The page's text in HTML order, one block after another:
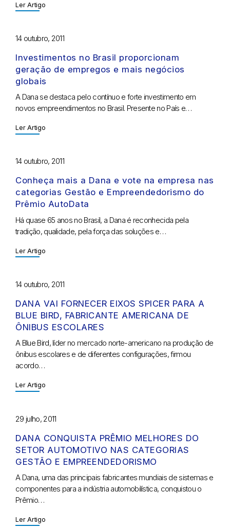
Ler Artigo
14 outubro, 2011
Investimentos no Brasil proporcionam
geração de empregos e mais negócios
globais
A Dana se destaca pelo contínuo e forte investimento em
novos empreendimentos no Brasil. Presente no País e…
Ler Artigo
14 outubro, 2011
Conheça mais a Dana e vote na empresa nas
categorias Gestão e Empreendedorismo do
Prêmio AutoData
Há quase 65 anos no Brasil, a Dana é reconhecida pela
tradição, qualidade, pela força das soluções e…
Ler Artigo
14 outubro, 2011
DANA VAI FORNECER EIXOS SPICER PARA A
BLUE BIRD, FABRICANTE AMERICANA DE
ÔNIBUS ESCOLARES
A Blue Bird, líder no mercado norte-americano na produção de
ônibus escolares e de diferentes configurações, firmou
acordo…
Ler Artigo
29 julho, 2011
DANA CONQUISTA PRÊMIO MELHORES DO
SETOR AUTOMOTIVO NAS CATEGORIAS
GESTÃO E EMPREENDEDORISMO
A Dana, uma das principais fabricantes mundiais de sistemas e
componentes para a indústria automobilística, conquistou o
Prêmio…
Ler Artigo